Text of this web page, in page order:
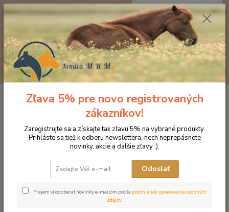
Menu
0ks
za0 €
Značka oblečenia MONTAR ZĽAVY!
Jazdecké nohavice
MONTAR legíny Linnea čierna
MONTAR legíny Linnea čierna
Zľava 5% pre novo registrovaných
zákazníkov!
Zaregistrujte sa a získajte tak zľavu 5% na vybrané produkty.
Prihláste sa tiež k odberu newslettera, nech neprepásnete
novinky, akcie a ďalšie zľavy :).
Odoslať
Prajem si odoberať novinky e-mailom podľa podmienok spracovania osobných
údajov.